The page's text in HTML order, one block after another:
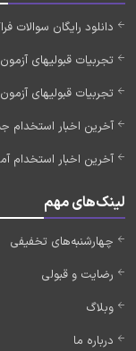
دانلود رایگان سوالات
تجربیات قبولیهای
تجربیات قبولیهای
آخرین اخبار استخدام جمعیت
آخرین اخبار استخدام آموزش و
لینک‌های مهم
چهارشنبه‌های تخفیفی
رضایت و قبولی
وبلاگ
درباره ما